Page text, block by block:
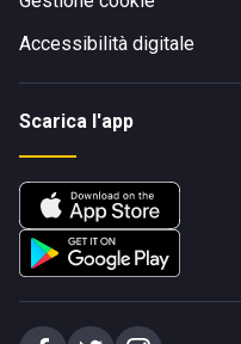
Accessibilità digitale
Scarica l'app